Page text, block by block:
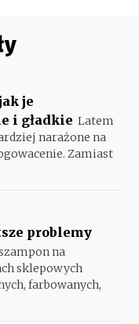
je
i gładkie Latem
narażone na
Zamiast
problemy
na
sklepowych
farbowanych,